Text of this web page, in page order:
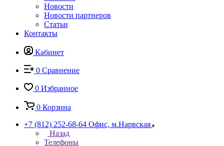
Новости
Новости партнеров
Статьи
Контакты
Кабинет
0 Сравнение
0 Избранное
0 Корзина
+7 (812) 252-68-64 Офис, м.Нарвская
Назад
Телефоны